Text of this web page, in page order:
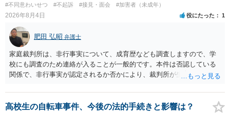
#不同意わいせつ #不起訴 #接見・面会 #加害者（未成年）
2026年8月4日 役にたった 1
肥田 弘昭 弁護士
家庭裁判所は、非行事実について、成育歴なども調査しますので、学
校にも調査のため連絡が入ることが一般的です。本件は否認している
関係で、非行事実が認定されるか否かにより、裁判所が生育歴なども
ば無罪であり、非行がないのですから、その先の調査はないかと思い
ます。ご参考にしてください。
高校生の自転車事件、今後の法的手続きと影響は？